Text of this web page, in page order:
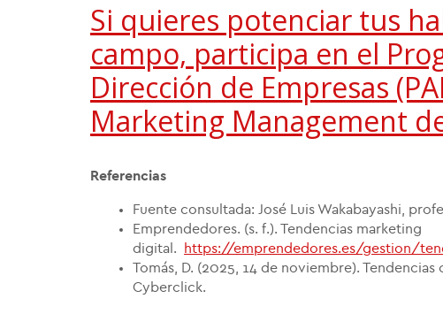
Si quieres potenciar tus
campo, participa en el
Dirección de Empresas
Marketing Management
Referencias
Fuente consultada: José Luis Wakabayashi,
Emprendedores. (s. f.). Tendencias marketing
digital.
https://emprendedores.es/gestion/
Tomás, D. (2025, 14 de noviembre).
Cyberclick.